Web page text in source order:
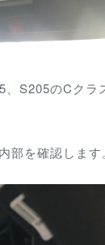
S205のCク
部を確認します